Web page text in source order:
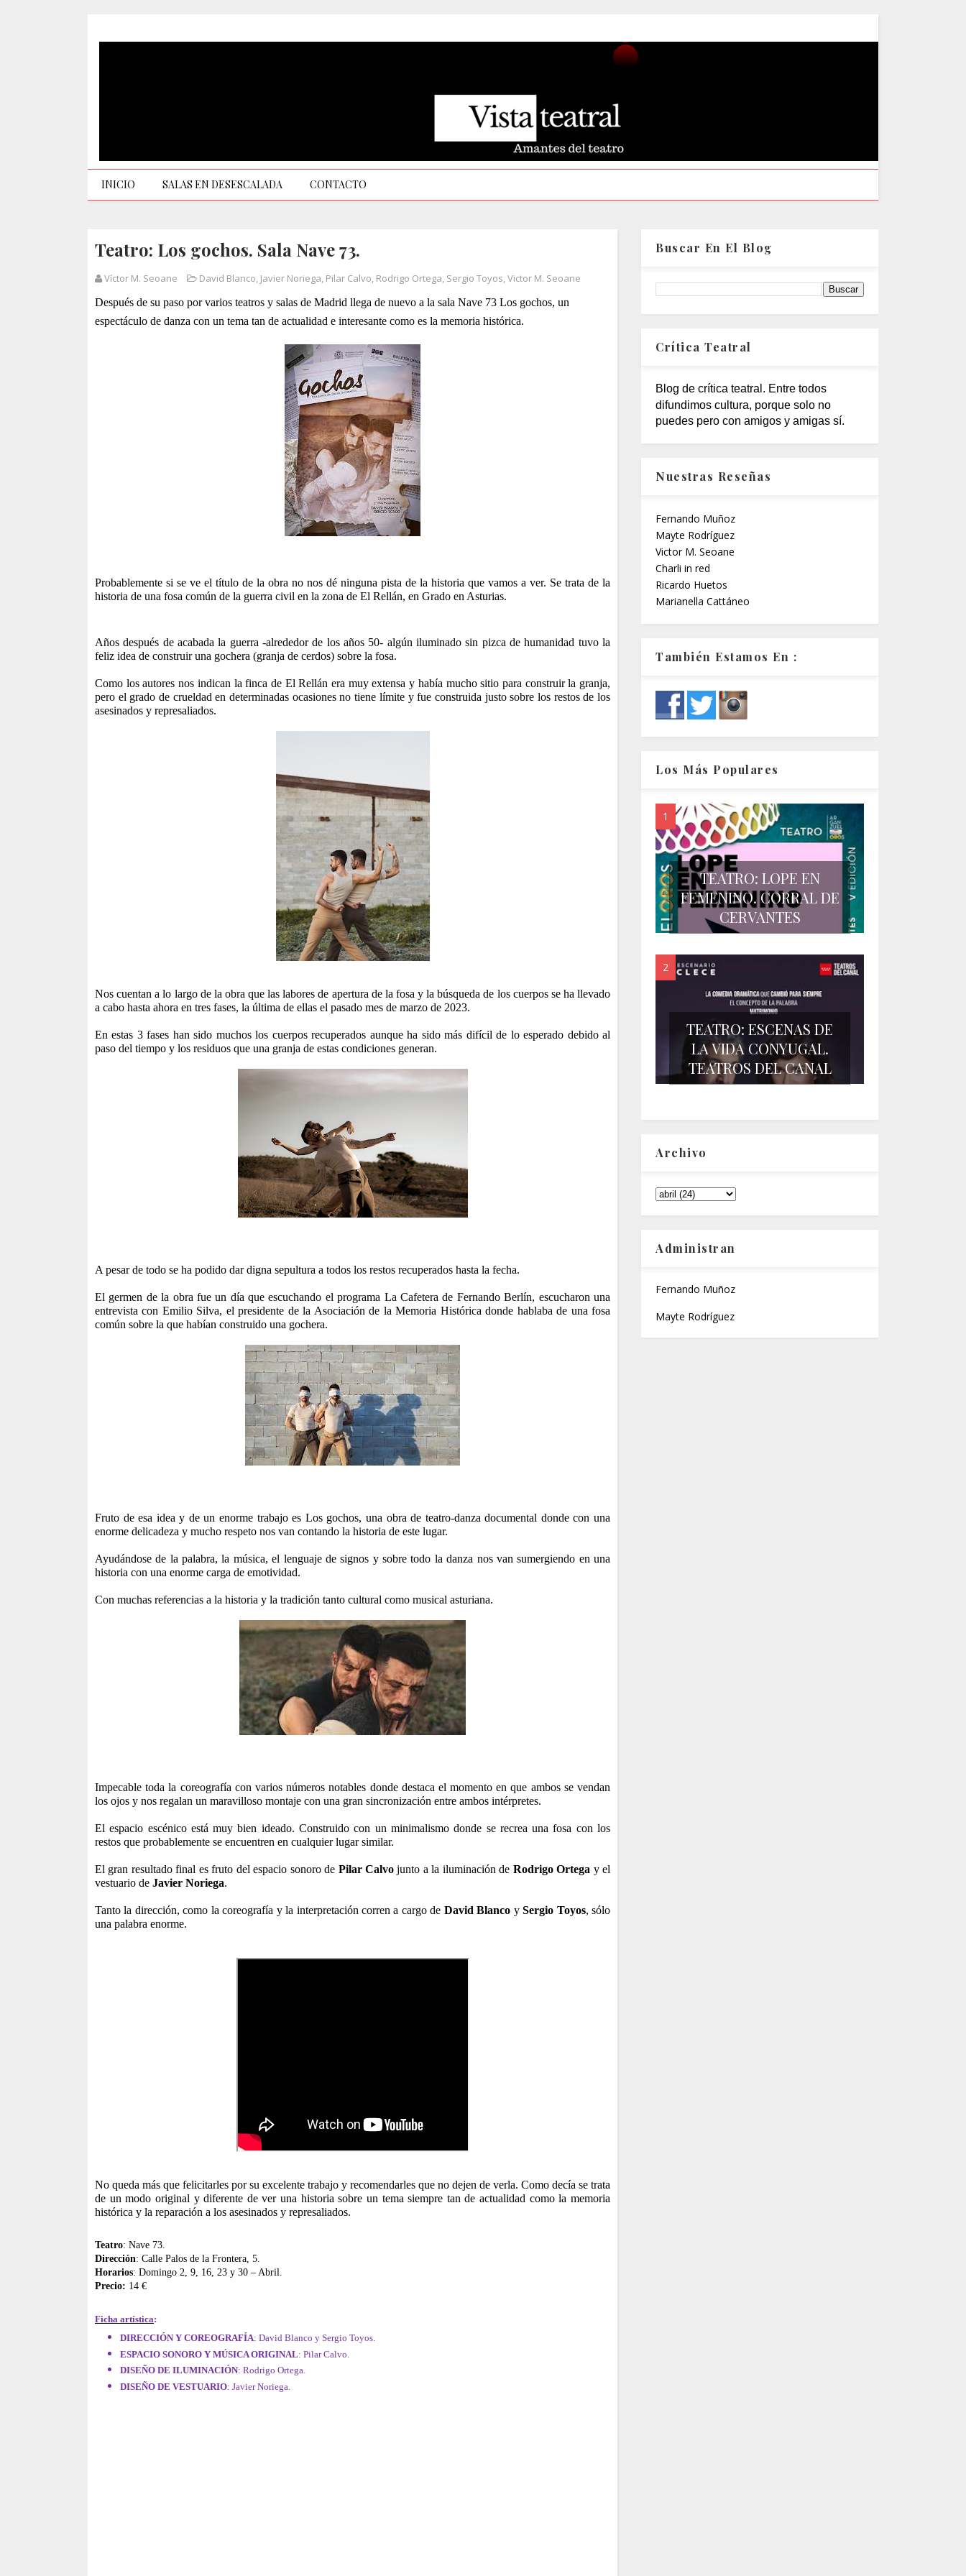
INICIO SALAS EN DESESCALADA CONTACTO
Teatro: Los gochos. Sala Nave 73.
Víctor M. Seoane David Blanco, Javier Noriega, Pilar Calvo, Rodrigo Ortega, Sergio Toyos,Victor M. Seoane
Después de su paso por varios teatros y salas de Madrid llega de nuevo a la sala Nave 73 Los gochos, un
espectáculo de danza con un tema tan de actualidad e interesante como es la memoria histórica.
Probablemente si se ve el título de la obra no nos dé ninguna pista de la historia que vamos a ver. Se trata de la
historia de una fosa común de la guerra civil en la zona de El Rellán, en Grado en Asturias.
Años después de acabada la guerra -alrededor de los años 50- algún iluminado sin pizca de humanidad tuvo la
feliz idea de construir una gochera (granja de cerdos) sobre la fosa.
Como los autores nos indican la finca de El Rellán era muy extensa y había mucho sitio para construir la granja,
pero el grado de crueldad en determinadas ocasiones no tiene límite y fue construida justo sobre los restos de los
asesinados y represaliados.
Nos cuentan a lo largo de la obra que las labores de apertura de la fosa y la búsqueda de los cuerpos se ha llevado
a cabo hasta ahora en tres fases, la última de ellas el pasado mes de marzo de 2023.
En estas 3 fases han sido muchos los cuerpos recuperados aunque ha sido más difícil de lo esperado debido al
paso del tiempo y los residuos que una granja de estas condiciones generan.
A pesar de todo se ha podido dar digna sepultura a todos los restos recuperados hasta la fecha.
El germen de la obra fue un día que escuchando el programa La Cafetera de Fernando Berlín, escucharon una
entrevista con Emilio Silva, el presidente de la Asociación de la Memoria Histórica donde hablaba de una fosa
común sobre la que habían construido una gochera.
Fruto de esa idea y de un enorme trabajo es Los gochos, una obra de teatro-danza documental donde con una
enorme delicadeza y mucho respeto nos van contando la historia de este lugar.
Ayudándose de la palabra, la música, el lenguaje de signos y sobre todo la danza nos van sumergiendo en una
historia con una enorme carga de emotividad.
Con muchas referencias a la historia y la tradición tanto cultural como musical asturiana.
Impecable toda la coreografía con varios números notables donde destaca el momento en que ambos se vendan
los ojos y nos regalan un maravilloso montaje con una gran sincronización entre ambos intérpretes.
El espacio escénico está muy bien ideado. Construido con un minimalismo donde se recrea una fosa con los
restos que probablemente se encuentren en cualquier lugar similar.
El gran resultado final es fruto del espacio sonoro de Pilar Calvojunto a la iluminación de Rodrigo Ortega y el
vestuario de Javier Noriega.
Tanto la dirección, como la coreografía y la interpretación corren a cargo de David Blanco ySergio Toyos, sólo
una palabra enorme.
No queda más que felicitarles por su excelente trabajo y recomendarles que no dejen de verla. Como decía se trata
de un modo original y diferente de ver una historia sobre un tema siempre tan de actualidad como la memoria
histórica y la reparación a los asesinados y represaliados.
Teatro: Nave 73.
Dirección: Calle Palos de la Frontera, 5.
Horarios: Domingo 2, 9, 16, 23 y 30 – Abril.
Precio: 14 €
Ficha artística:
DIRECCIÓN Y COREOGRAFÍA: David Blanco y Sergio Toyos.
ESPACIO SONORO Y MÚSICA ORIGINAL: Pilar Calvo.
DISEÑO DE ILUMINACIÓN: Rodrigo Ortega.
DISEÑO DE VESTUARIO: Javier Noriega.
Buscar En El Blog
Crítica Teatral
Blog de crítica teatral. Entre todos
difundimos cultura, porque solo no
puedes pero con amigos y amigas sí.
Nuestras Reseñas
Fernando Muñoz
Mayte Rodríguez
Victor M. Seoane
Charli in red
Ricardo Huetos
Marianella Cattáneo
También Estamos En :
Los Más Populares
TEATRO: LOPE EN
FEMENINO. CORRAL DE
CERVANTES
TEATRO: ESCENAS DE
LA VIDA CONYUGAL.
TEATROS DEL CANAL
Archivo
Administran
Fernando Muñoz
Mayte Rodríguez